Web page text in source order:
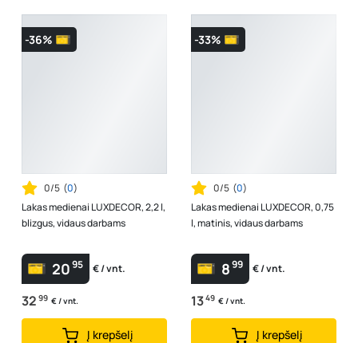
-36%
0/5 (0)
Lakas medienai LUXDECOR, 2,2 l,
blizgus, vidaus darbams
2095 € / vnt.
32 99 € / vnt.
Į krepšelį
-33%
0/5 (0)
Lakas medienai LUXDECOR, 0,75
l, matinis, vidaus darbams
899 € / vnt.
1349 € / vnt.
Į krepšelį